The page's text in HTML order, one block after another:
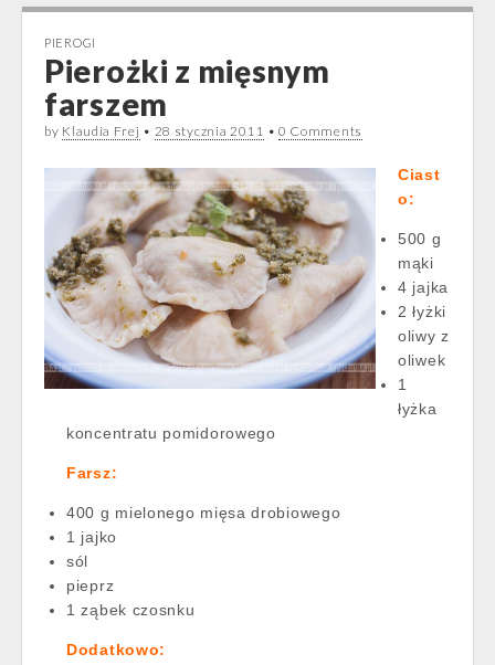
PIEROGI
Pierożki z mięsnym
farszem
by Klaudia Frej • 28 stycznia 2011 • 0 Comments
Ciast
o:
500 g
mąki
4 jajka
2 łyżki
oliwy z
oliwek
1
łyżka
koncentratu pomidorowego
Farsz:
400 g mielonego mięsa drobiowego
1 jajko
sól
pieprz
1 ząbek czosnku
Dodatkowo: